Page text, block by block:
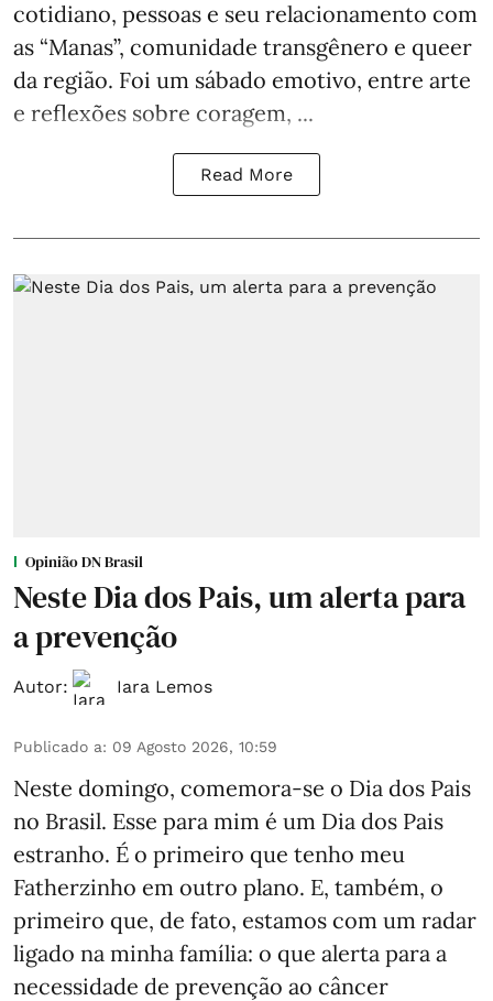
cotidiano, pessoas e seu relacionamento com
as “Manas”, comunidade transgênero e queer
da região. Foi um sábado emotivo, entre arte
e reflexões sobre coragem, ...
Read More
Opinião DN Brasil
Neste Dia dos Pais, um alerta para
a prevenção
Autor: Iara Lemos
Publicado a: 09 Agosto 2026, 10:59
Neste domingo, comemora-se o Dia dos Pais
no Brasil. Esse para mim é um Dia dos Pais
estranho. É o primeiro que tenho meu
Fatherzinho em outro plano. E, também, o
primeiro que, de fato, estamos com um radar
ligado na minha família: o que alerta para a
necessidade de prevenção ao câncer